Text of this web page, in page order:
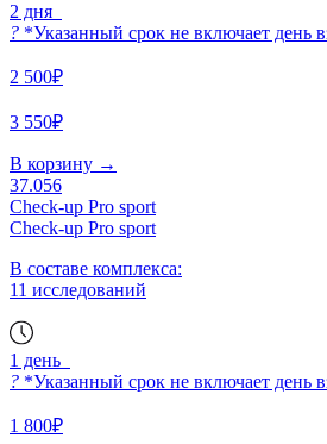
2 дня
? *Указанный срок не включает день
2 500₽
3 550₽
В корзину →
37.056
Check-up Pro sport
Check-up Pro sport
В составе комплекса:
11 исследований
1 день
? *Указанный срок не включает день
1 800₽